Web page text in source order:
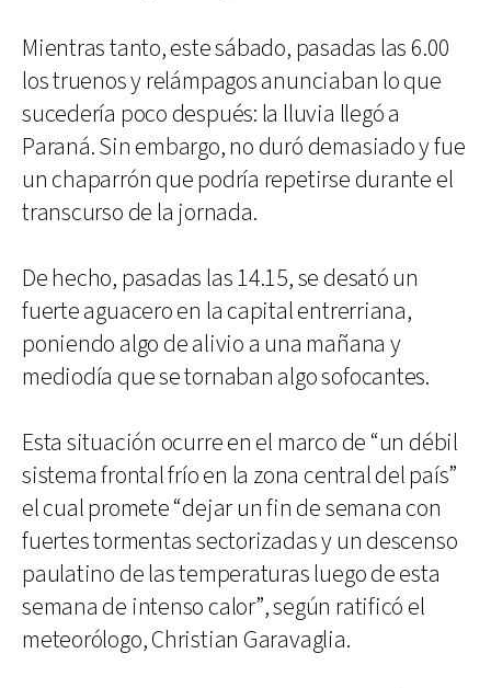
Mientras tanto, este sábado, pasadas las 6.00
los truenos y relámpagos anunciaban lo que
sucedería poco después: la lluvia llegó a
Paraná. Sin embargo, no duró demasiado y fue
un chaparrón que podría repetirse durante el
transcurso de la jornada.
De hecho, pasadas las 14.15, se desató un
fuerte aguacero en la capital entrerriana,
poniendo algo de alivio a una mañana y
mediodía que se tornaban algo sofocantes.
Esta situación ocurre en el marco de “un débil
sistema frontal frío en la zona central del país”
el cual promete “dejar un fin de semana con
fuertes tormentas sectorizadas y un descenso
paulatino de las temperaturas luego de esta
semana de intenso calor”, según ratificó el
meteorólogo, Christian Garavaglia.